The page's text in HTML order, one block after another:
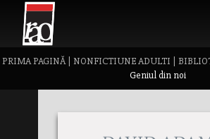
PRIMA PAGINĂ| NONFICTIUNE ADULTI
Geniul din noi